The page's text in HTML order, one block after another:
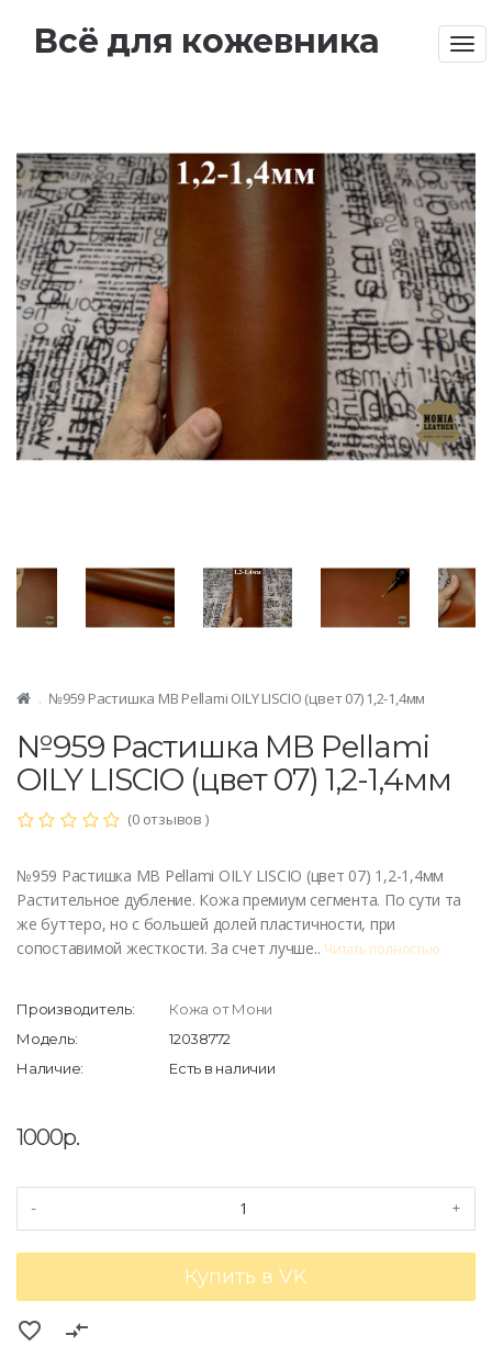
Всё для кожевника
№959 Растишка MB Pellami OILY LISCIO (цвет 07) 1,2-1,4мм
№959 Растишка MB Pellami
OILY LISCIO (цвет 07) 1,2-1,4мм
(0 отзывов )
№959 Растишка MB Pellami OILY LISCIO (цвет 07) 1,2-1,4мм
Растительное дубление. Кожа премиум сегмента. По сути та
же буттеро, но с большей долей пластичности, при
сопоставимой жесткости. За счет лучше.. Читать полностью
Производитель:
Кожа от Мони
Модель:
12038772
Наличие:
Есть в наличии
1000р.
- +
Купить в VK
favorite_border compare_arrows